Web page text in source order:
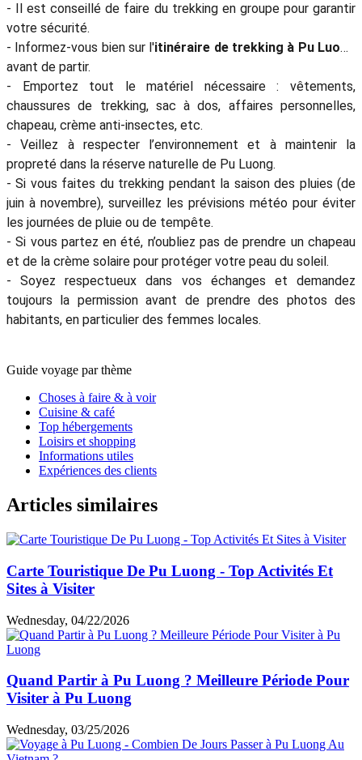
- Il est conseillé de faire du trekking en groupe pour garantir
votre sécurité.
- Informez-vous bien sur l'itinéraire de trekking à Pu Luong
avant de partir.
- Emportez tout le matériel nécessaire : vêtements,
chaussures de trekking, sac à dos, affaires personnelles,
chapeau, crème anti-insectes, etc.
- Veillez à respecter l’environnement et à maintenir la
propreté dans la réserve naturelle de Pu Luong.
- Si vous faites du trekking pendant la saison des pluies (de
juin à novembre), surveillez les prévisions météo pour éviter
les journées de pluie ou de tempête.
- Si vous partez en été, n’oubliez pas de prendre un chapeau
et de la crème solaire pour protéger votre peau du soleil.
- Soyez respectueux dans vos échanges et demandez
toujours la permission avant de prendre des photos des
habitants, en particulier des femmes locales.
Guide voyage par thème
Choses à faire & à voir
Cuisine & café
Top hébergements
Loisirs et shopping
Informations utiles
Expériences des clients
Articles similaires
Carte Touristique De Pu Luong - Top Activités Et
Sites à Visiter
Wednesday, 04/22/2026
Quand Partir à Pu Luong ? Meilleure Période Pour
Visiter à Pu Luong
Wednesday, 03/25/2026